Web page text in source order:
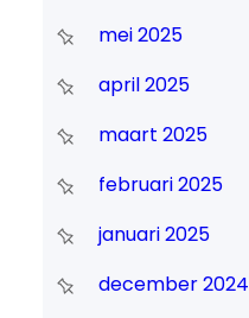
mei 2025
april 2025
maart 2025
februari 2025
januari 2025
december 2024